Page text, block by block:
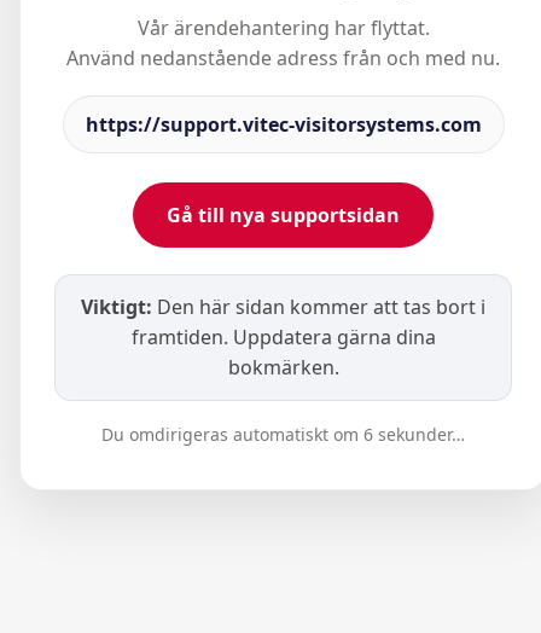
Vår ärendehantering har flyttat.
Använd nedanstående adress från och med nu.
https://support.vitec-visitorsystems.com
Gå till nya supportsidan
Viktigt: Den här sidan kommer att tas bort i
framtiden. Uppdatera gärna dina
bokmärken.
Du omdirigeras automatiskt om 6 sekunder…